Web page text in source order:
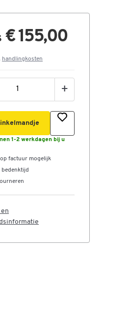
€ 155,00
handlingkosten
+
1-2 werkdagen bij u
factuur mogelijk